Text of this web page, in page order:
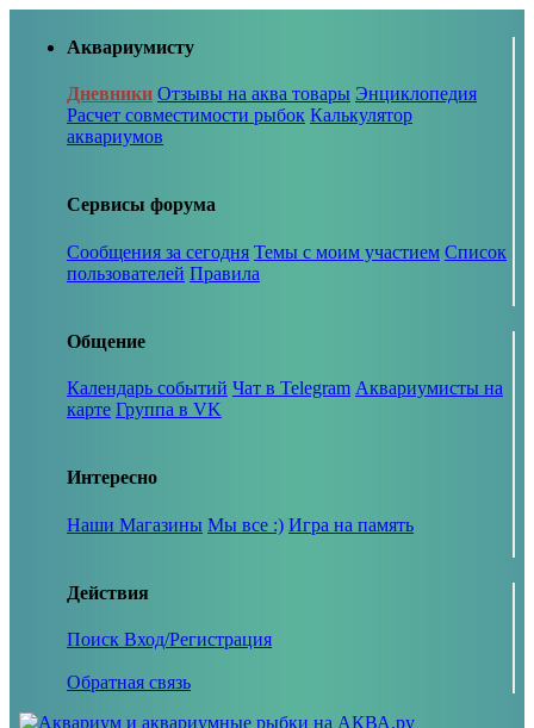
Аквариумисту
Дневники Отзывы на аква товары Энциклопедия
Расчет совместимости рыбок Калькулятор
аквариумов
Сервисы форума
Сообщения за сегодня Темы с моим участием Список
пользователей Правила
Общение
Календарь событий Чат в Telegram Аквариумисты на
карте Группа в VK
Интересно
Наши Магазины Мы все :) Игра на память
Действия
Поиск Вход/Регистрация
Обратная связь